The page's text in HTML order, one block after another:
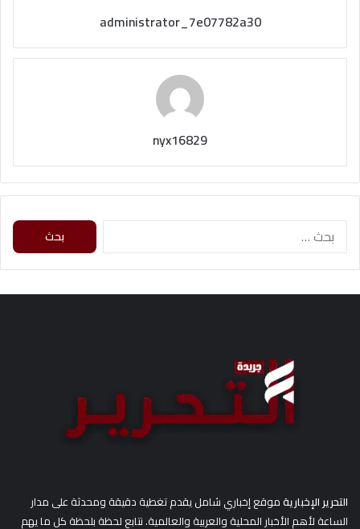
administrator_7e07782a30
nyx16829
ث
التحرير الإخباريةموقع إخباري شامل يقدم تغطية دقيقة ومحدثة على مدار
الساعة لأهم الأخبار المحلية والعربية والعالمية. نتابع لحظة بلحظة كل ما يهم